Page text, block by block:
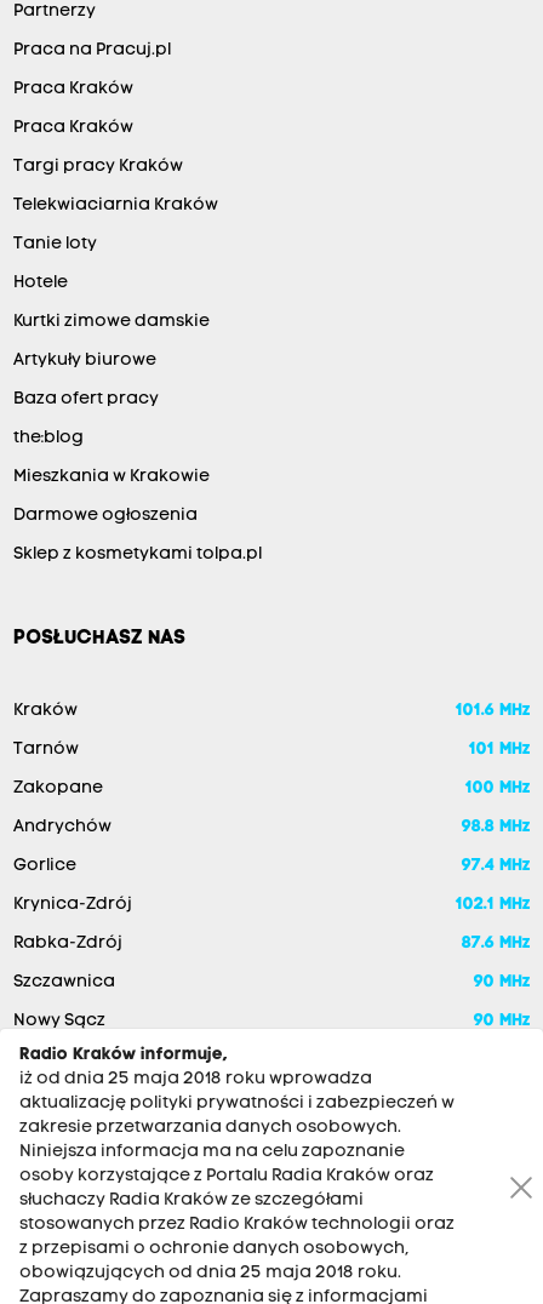
Partnerzy
Praca na Pracuj.pl
Praca Kraków
Praca Kraków
Targi pracy Kraków
Telekwiaciarnia Kraków
Tanie loty
Hotele
Kurtki zimowe damskie
Artykuły biurowe
Baza ofert pracy
the:blog
Mieszkania w Krakowie
Darmowe ogłoszenia
Sklep z kosmetykami tolpa.pl
POSŁUCHASZ NAS
Kraków 101.6 MHz
Tarnów 101 MHz
Zakopane 100 MHz
Andrychów 98.8 MHz
Gorlice 97.4 MHz
Krynica-Zdrój 102.1 MHz
Rabka-Zdrój 87.6 MHz
Szczawnica 90 MHz
Nowy Sącz 90 MHz
RADIO KRAKÓW SA. Aleja Juliusza Słowackiego 22, 30-007
Kraków
Antena: 12 200 33 33
Radio Kraków informuje,
iż od dnia 25 maja 2018 roku wprowadza
aktualizację polityki prywatności i zabezpieczeń w
zakresie przetwarzania danych osobowych.
Niniejsza informacja ma na celu zapoznanie
osoby korzystające z Portalu Radia Kraków oraz
słuchaczy Radia Kraków ze szczegółami
stosowanych przez Radio Kraków technologii oraz
z przepisami o ochronie danych osobowych,
obowiązujących od dnia 25 maja 2018 roku.
Zapraszamy do zapoznania się z informacjami